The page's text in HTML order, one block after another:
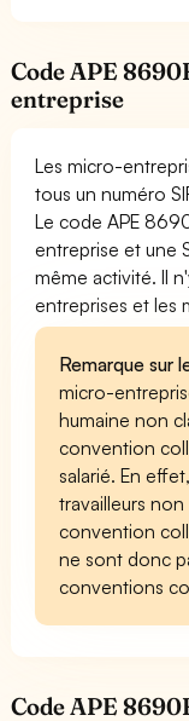
Code APE
entreprise
Les micro-
tous un numéro
Le code APE
entreprise et une
même activité. Il
entreprises et les
Remarque sur
micro-
humaine non
convention
salarié. En
travailleurs non
convention
ne sont donc
conventions
Code APE